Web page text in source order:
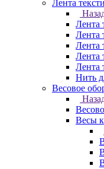
Лента
Лента
Лента
Лента
Лента
Лента
Нить
Весовое
Весы